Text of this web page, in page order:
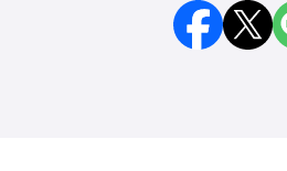
ズなどは『
ング）』対応モ